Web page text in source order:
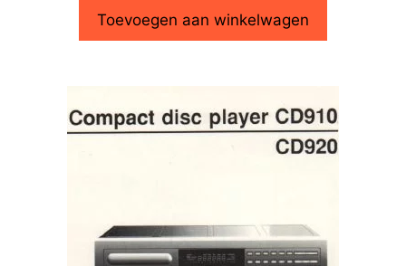
Toevoegen aan winkelwagen